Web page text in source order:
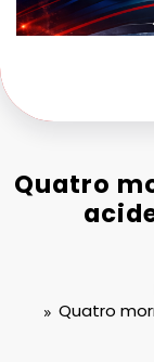
Quatro
Quatro